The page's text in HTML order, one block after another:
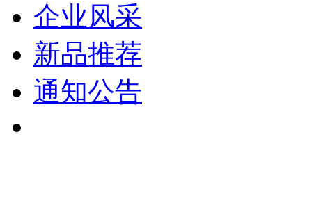
企业风采
新品推荐
通知公告